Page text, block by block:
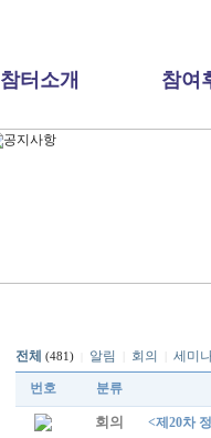
참터소개 참여
전체 (481) 알림 회의 세미
번호 분류
회의 <제20차